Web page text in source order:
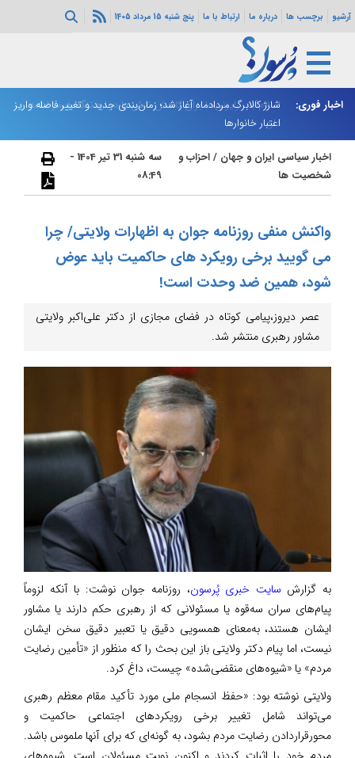
آرشیو برچسب ها درباره ما ارتباط با ما پنج شنبه 15 مرداد 1405
اخبار فوری:
اسلام‌آباد: رایزنی‌ها برای کاهش تنش‌ها درباره تنگه هرمز ادامه
دارد
شارژ کالابرگ مردادماه آغاز شد؛ زمان‌بندی جدید و تغییر فاصله واریز
اعتبار خانوارها
اخبار سیاسی ایران و جهان /احزاب و
شخصیت ها
سه شنبه 31 تیر 1404 -
08:49
واکنش منفی روزنامه جوان به اظهارات ولایتی/ چرا
می گویید برخی رویکرد های حاکمیت باید عوض
شود، همین ضد وحدت است!
عصر دیروز،پیامی کوتاه در فضای مجازی از دکتر علی‌اکبر ولایتی
مشاور رهبری منتشر شد.
به گزارش سایت خبری پُرسون، روزنامه جوان نوشت: با آنکه لزوماً
پیام‌های سران سه‌قوه یا مسئولانی که از رهبری حکم دارند یا مشاور
ایشان هستند، به‌معنای همسویی دقیق یا تعبیر دقیق سخن ایشان
نیست، اما پیام دکتر ولایتی باز این بحث را که منظور از «تأمین رضایت
مردم» یا «شیوه‌های منقضی‌شده» چیست، داغ کرد.
ولایتی نوشته بود: «حفظ انسجام ملی مورد تأکید مقام معظم رهبری
می‌تواند شامل تغییر برخی رویکردهای اجتماعی حاکمیت و
محورقراردادن ‎رضایت مردم بشود، به گونه‌ای که برای آنها ملموس باشد.